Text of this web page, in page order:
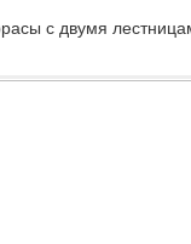
с двумя